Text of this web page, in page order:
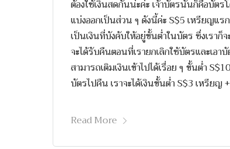
ต้องใช้เงินสดกันน่ะค่ะ เจ้าบัตรนั้นก็คือบัต
แบ่งออกเป็นส่วน ๆ ดังนี้ค่ะ S$5 เหรียญแ
เป็นเงินที่บังคับให้อยู่ขั้นต่ำในบัตร ซึ่งเราก็
จะได้รับคืนตอนที่เรายกเลิกใช้บัตรและเอา
สามารถเติมเงินเข้าไปได้เรื่อย ๆ ขั้นต่ำ
บัตรไปคืน เราจะได้เงินขั้นต่ำ S$3 เหรียญ
Read More